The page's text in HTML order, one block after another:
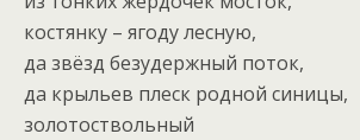
костянку – ягоду лесную,
да звёзд безудержный поток,
да крыльев плеск родной синицы,
золотоствольный